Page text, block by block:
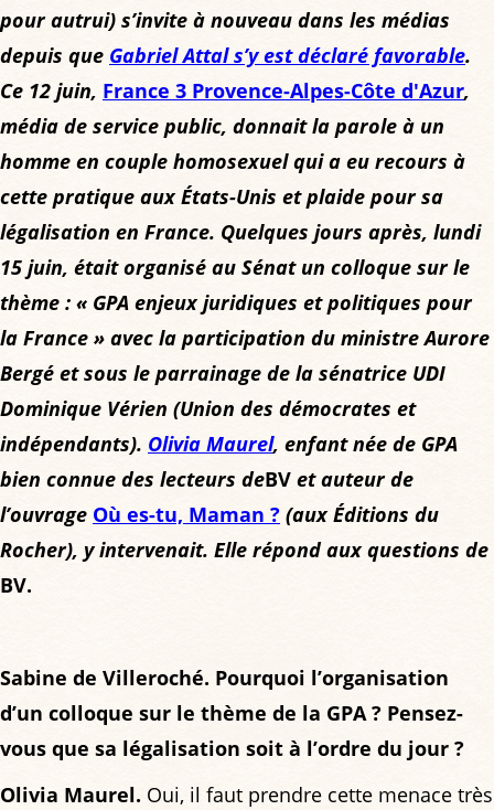
pour autrui) s’invite à nouveau dans les médias
depuis que Gabriel Attal s’y est déclaré favorable.
Ce 12 juin, France 3 Provence-Alpes-Côte d'Azur,
média de service public, donnait la parole à un
homme en couple homosexuel qui a eu recours à
cette pratique aux États-Unis et plaide pour sa
légalisation en France. Quelques jours après, lundi
15 juin, était organisé au Sénat un colloque sur le
thème : « GPA enjeux juridiques et politiques pour
la France » avec la participation du ministre Aurore
Bergé et sous le parrainage de la sénatrice UDI
Dominique Vérien (Union des démocrates et
indépendants). Olivia Maurel, enfant née de GPA
bien connue des lecteurs deBV et auteur de
l’ouvrage Où es-tu, Maman ? (aux Éditions du
Rocher), y intervenait. Elle répond aux questions de
BV.
Sabine de Villeroché. Pourquoi l’organisation
d’un colloque sur le thème de la GPA ? Pensez-
vous que sa légalisation soit à l’ordre du jour ?
Olivia Maurel. Oui, il faut prendre cette menace très